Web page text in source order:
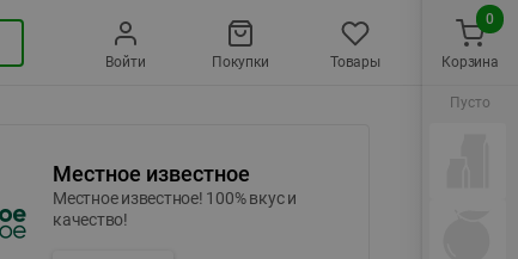
Войти Покупки Товары
Местное известное
Местное известное! 100% вкус и
качество!
Корзина
0
Пусто